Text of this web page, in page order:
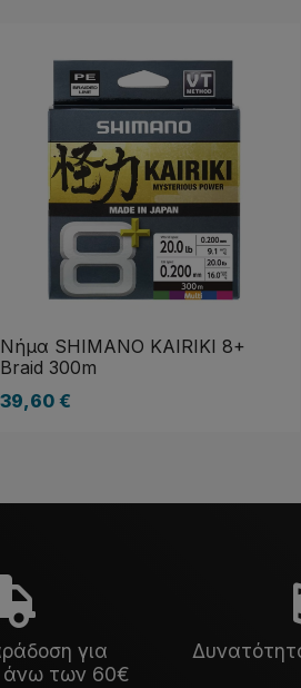
Νήμα SHIMANO KAIRIKI 8+
Braid 300m
39,60 €
για
άνω των 60€